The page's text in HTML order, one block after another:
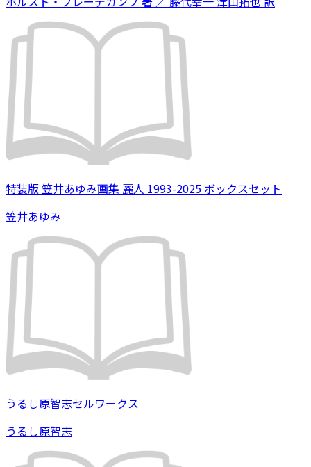
特装版 笠井あゆみ画集 麗人 1993-2025 ボックスセット
笠井あゆみ
うるし原智志セルワークス
うるし原智志